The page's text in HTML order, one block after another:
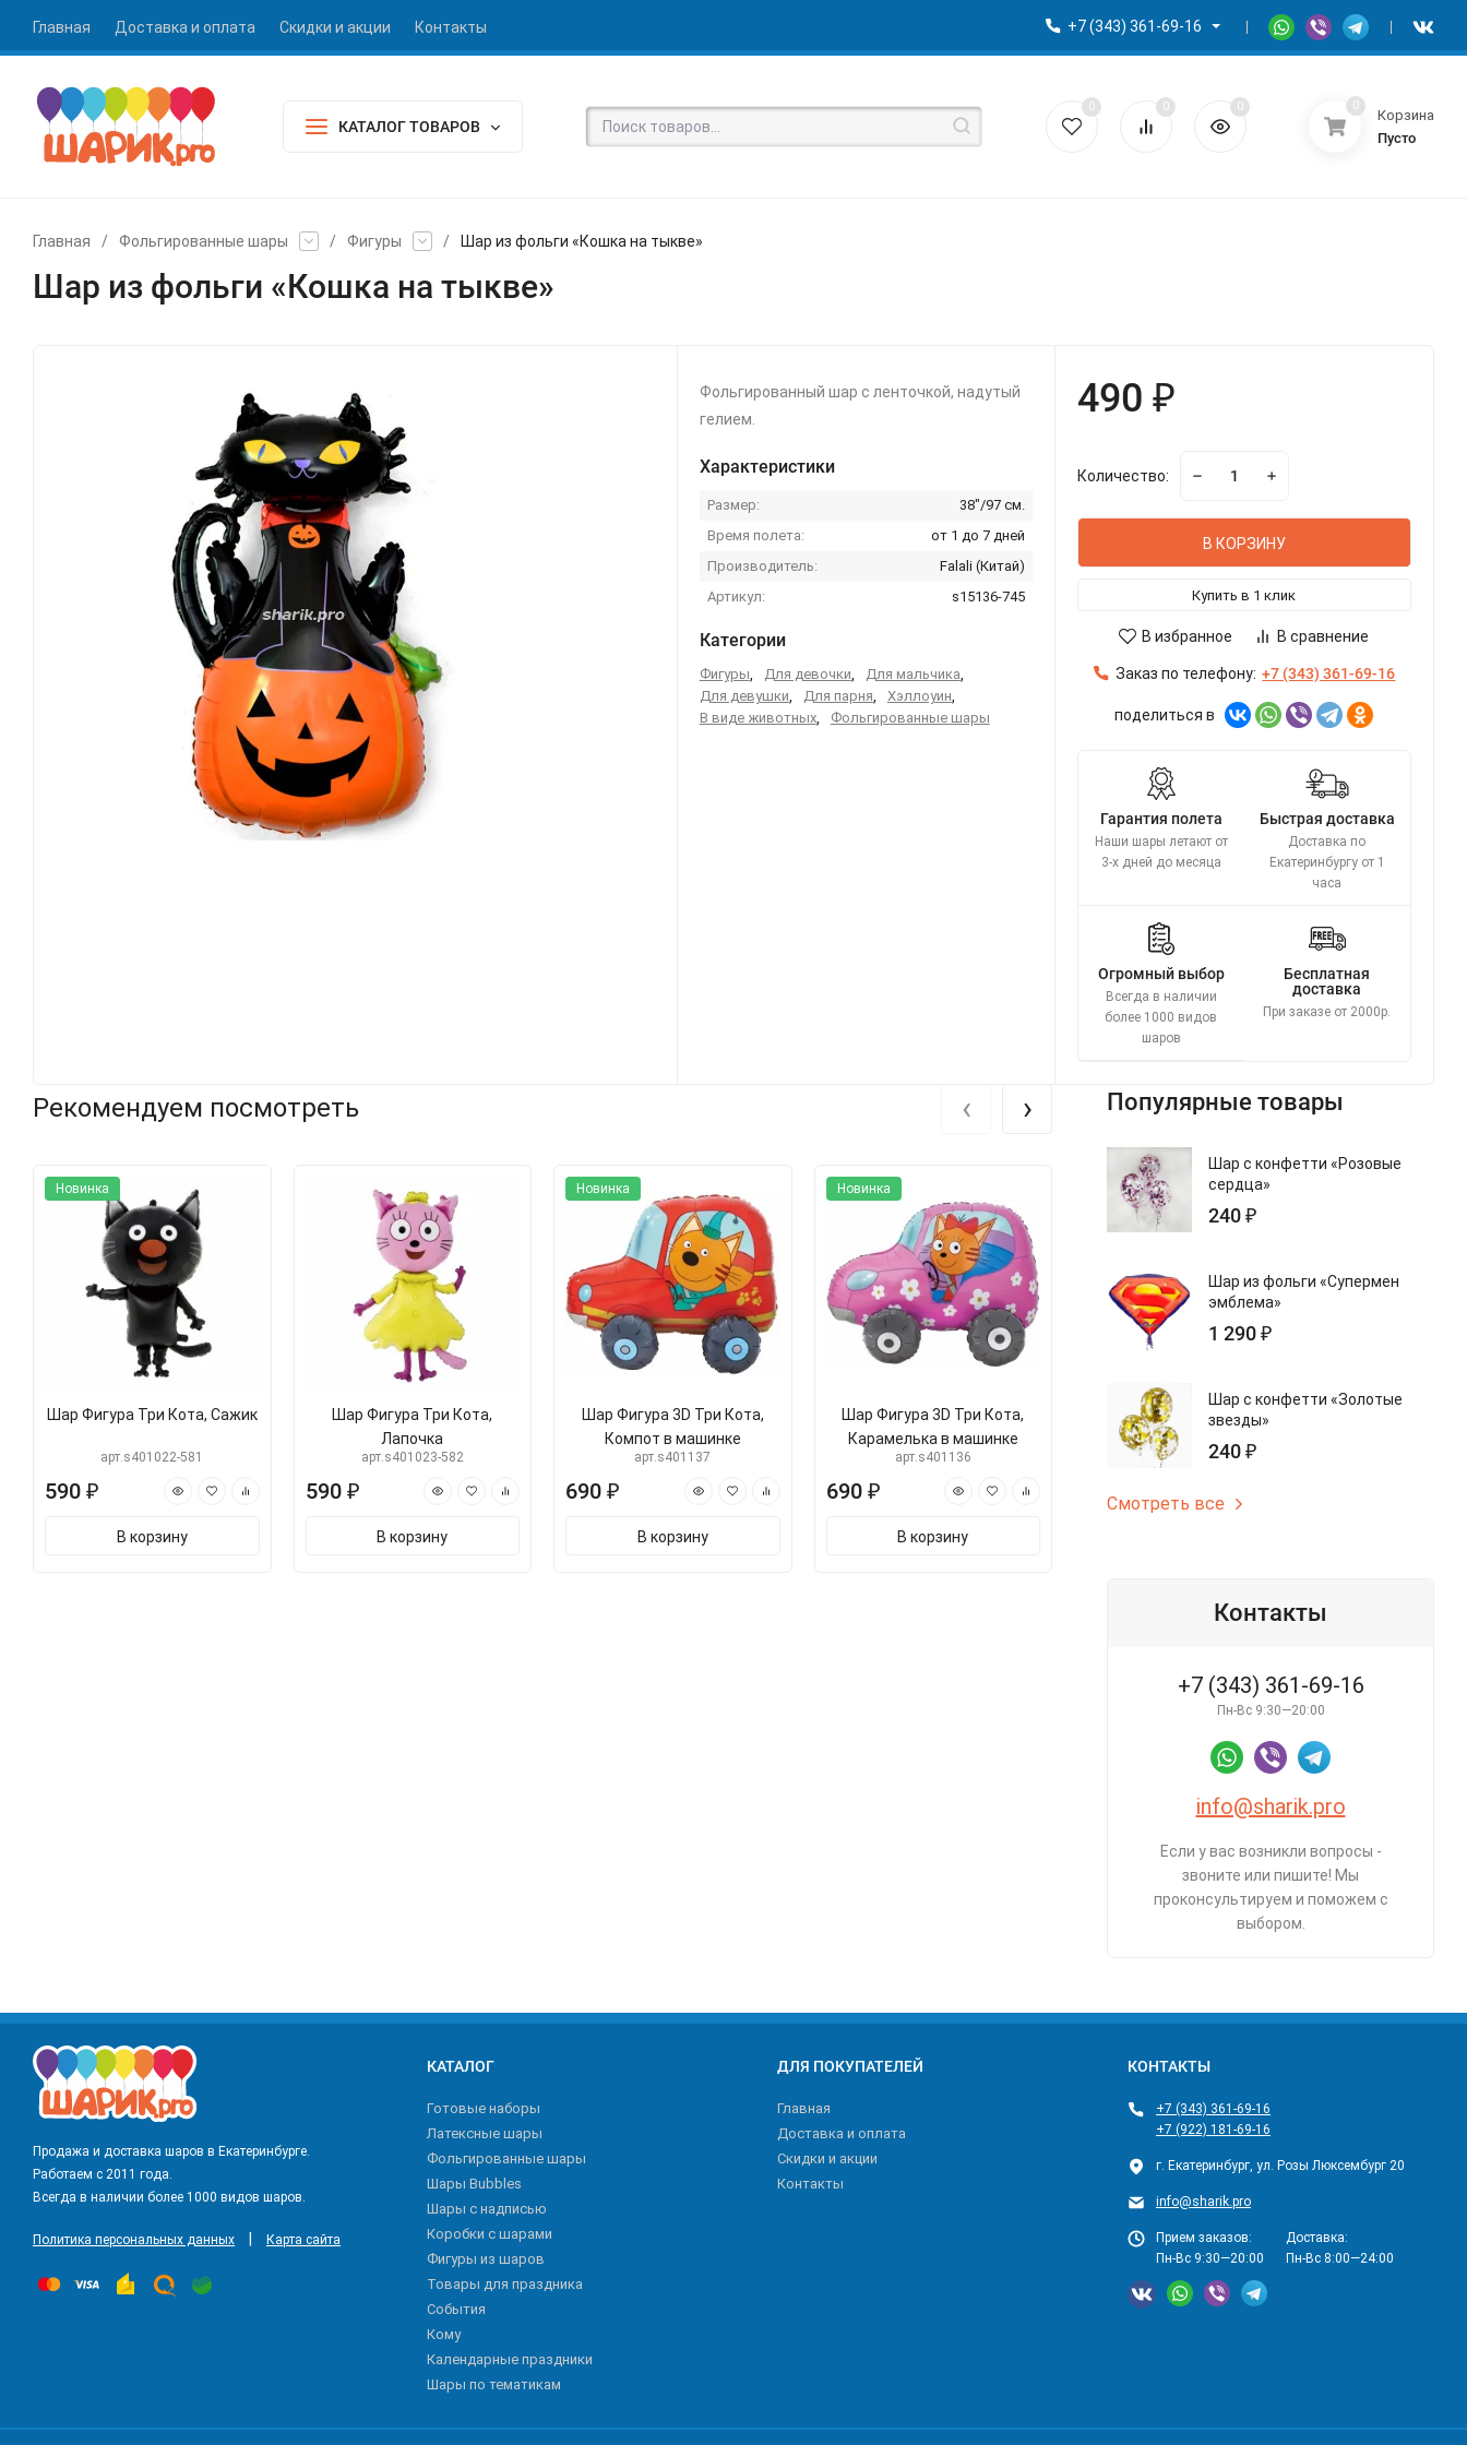
Главная Доставка и оплата Скидки и акции Контакты +7 (343) 361-69-16
КАТАЛОГ ТОВАРОВ
0 0 0 0
Корзина
Пусто
Главная / Фольгированные шары / Фигуры / Шар из фольги «Кошка на тыкве»
Шар из фольги «Кошка на тыкве»
Фольгированный шар с ленточкой, надутый
гелием.
Характеристики
Размер:
38"/97 см.
Время полета:
от 1 до 7 дней
Производитель:
Falali (Китай)
Артикул:
s15136-745
Категории
Фигуры, Для девочки, Для мальчика,
Для девушки, Для парня, Хэллоуин,
В виде животных, Фольгированные шары
490 ₽
Количество:
В КОРЗИНУ
Купить в 1 клик
В избранное В сравнение
Заказ по телефону: +7 (343) 361-69-16
поделиться в
Гарантия полета
Наши шары летают от
3-х дней до месяца
Быстрая доставка
Доставка по
Екатеринбургу от 1
часа
Огромный выбор
Всегда в наличии
более 1000 видов
шаров
Бесплатная
доставка
При заказе от 2000р.
Рекомендуем посмотреть
Новинка
Шар Фигура Три Кота, Сажик
арт.s401022-581
590 ₽
В корзину
Шар Фигура Три Кота,
Лапочка
арт.s401023-582
590 ₽
В корзину
Новинка
Шар Фигура 3D Три Кота,
Компот в машинке
арт.s401137
690 ₽
В корзину
Новинка
Шар Фигура 3D Три Кота,
Карамелька в машинке
арт.s401136
690 ₽
В корзину
Новинка
Ходячий Шар Фигура 3D Три
Кота, Коржик в машинке
арт.s401138
690 ₽
‹ › Популярные товары
Шар с конфетти «Розовые
сердца»
240 ₽
Шар из фольги «Супермен
эмблема»
1 290 ₽
Шар с конфетти «Золотые
звезды»
240 ₽
Смотреть все
Контакты
+7 (343) 361-69-16
Пн-Вс 9:30—20:00
info@sharik.pro
Если у вас возникли вопросы -
звоните или пишите! Мы
проконсультируем и поможем с
выбором.
Продажа и доставка шаров в Екатеринбурге.
Работаем с 2011 года.
Всегда в наличии более 1000 видов шаров.
Политика персональных данных Карта сайта
КАТАЛОГ
Готовые наборы
Латексные шары
Фольгированные шары
Шары Bubbles
Шары с надписью
Коробки с шарами
Фигуры из шаров
Товары для праздника
События
Кому
Календарные праздники
Шары по тематикам
ДЛЯ ПОКУПАТЕЛЕЙ
Главная
Доставка и оплата
Скидки и акции
Контакты
КОНТАКТЫ
+7 (343) 361-69-16
+7 (922) 181-69-16
г. Екатеринбург, ул. Розы Люксембург 20
info@sharik.pro
Прием заказов:
Пн-Вс 9:30—20:00
Доставка:
Пн-Вс 8:00—24:00